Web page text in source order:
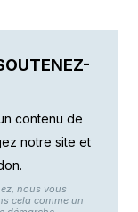
contenu de
notre site et
nous vous
cela comme un